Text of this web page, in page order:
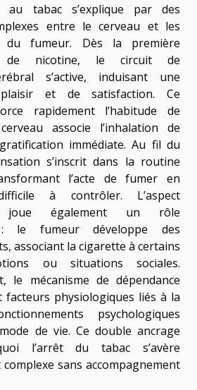
au tabac s’explique par des
entre le cerveau et les
du fumeur. Dès la première
de nicotine, le circuit de
s’active, induisant une
et de satisfaction. Ce
rapidement l’habitude de
associe l’inhalation de
immédiate. Au fil du
s’inscrit dans la routine
l’acte de fumer en
à contrôler. L’aspect
joue également un rôle
: le fumeur développe des
associant la cigarette à certains
ou situations sociales.
le mécanisme de dépendance
facteurs physiologiques liés à la
psychologiques
de vie. Ce double ancrage
l’arrêt du tabac s’avère
sans accompagnement